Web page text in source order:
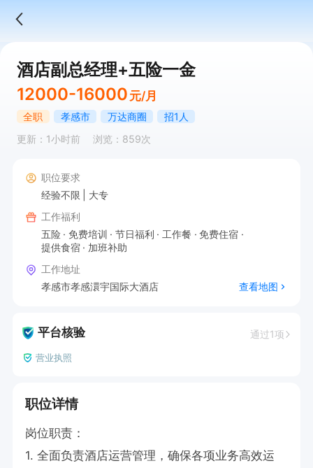
酒店副总经理+五险一金
12000-16000 元/月
全职 孝感市 万达商圈
招1人
更新：1小时前
浏览：859次
职位要求
经验不限
大专
工作福利
五险
免费培训 节日福利 工作餐
免费住宿
提供食宿
加班补助
工作地址
孝感市孝感澴宇国际大酒店
查看地图
平台核验 通过1项
营业执照
职位详情
岗位职责：
1. 全面负责酒店运营管理，确保各项业务高效运